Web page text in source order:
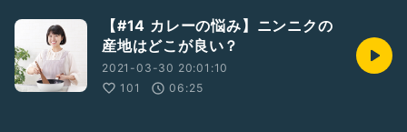
【#14 カレーの悩み】ニンニクの
産地はどこが良い？
2021-03-30 20:01:10
101
06:25